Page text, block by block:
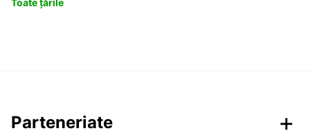
Toate țările
Parteneriate